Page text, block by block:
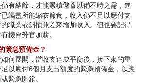
有結餘，才能累積儲蓄以備不時之需，進
竭盡所能縮衣節食，收入仍不足以應付支
職業或斜槓兼差來增加收入。但也要記得
機會升官加薪。
緊急預備金？
何展開，當收支達成平衡後，接下來的重
以應付6個月支出額度的緊急預備金，以應
緊急開銷。